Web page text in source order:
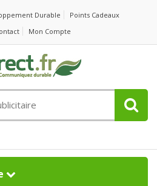
Durable
Points Cadeaux
Mon Compte